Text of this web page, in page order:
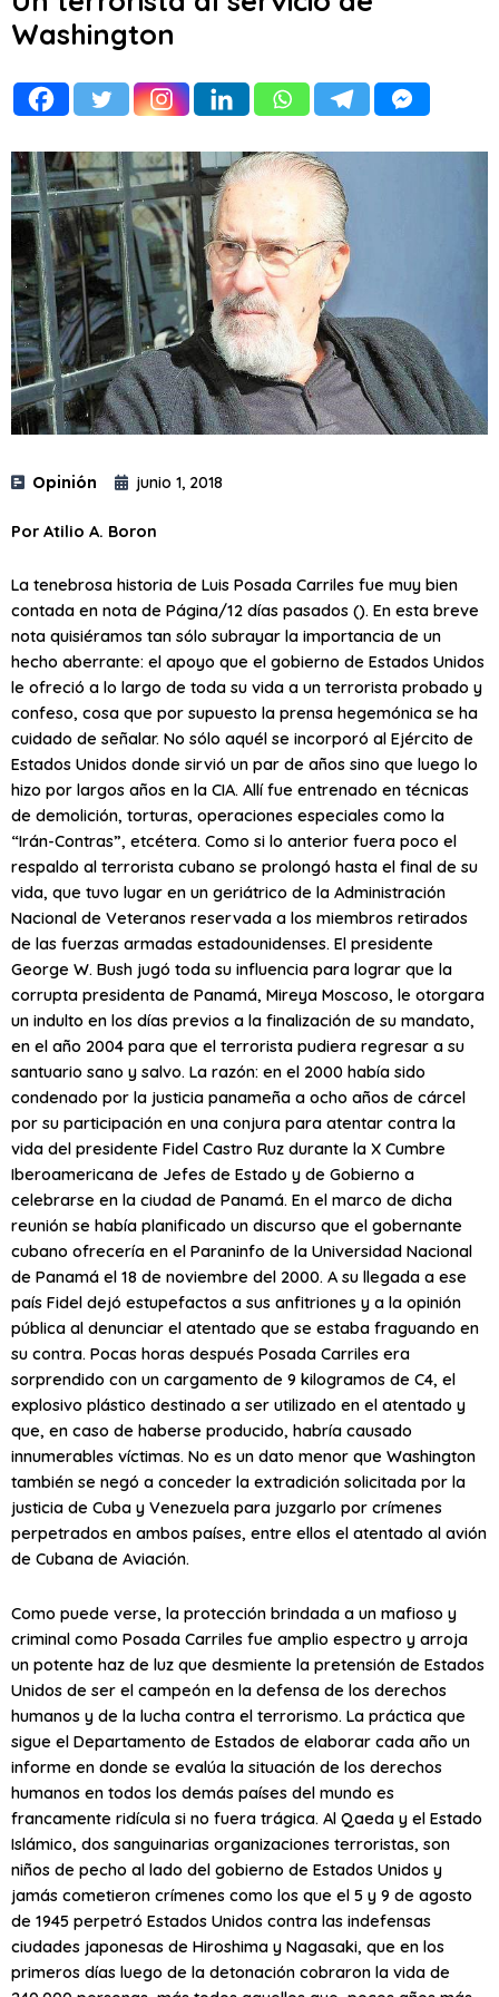
Washington
Opinión junio 1, 2018
Por Atilio A. Boron
La tenebrosa historia de Luis Posada Carriles fue muy bien
contada en nota de Página/12 días pasados (). En esta breve
nota quisiéramos tan sólo subrayar la importancia de un
hecho aberrante: el apoyo que el gobierno de Estados Unidos
le ofreció a lo largo de toda su vida a un terrorista probado y
confeso, cosa que por supuesto la prensa hegemónica se ha
cuidado de señalar. No sólo aquél se incorporó al Ejército de
Estados Unidos donde sirvió un par de años sino que luego lo
hizo por largos años en la CIA. Allí fue entrenado en técnicas
de demolición, torturas, operaciones especiales como la
“Irán-Contras”, etcétera. Como si lo anterior fuera poco el
respaldo al terrorista cubano se prolongó hasta el final de su
vida, que tuvo lugar en un geriátrico de la Administración
Nacional de Veteranos reservada a los miembros retirados
de las fuerzas armadas estadounidenses. El presidente
George W. Bush jugó toda su influencia para lograr que la
corrupta presidenta de Panamá, Mireya Moscoso, le otorgara
un indulto en los días previos a la finalización de su mandato,
en el año 2004 para que el terrorista pudiera regresar a su
santuario sano y salvo. La razón: en el 2000 había sido
condenado por la justicia panameña a ocho años de cárcel
por su participación en una conjura para atentar contra la
vida del presidente Fidel Castro Ruz durante la X Cumbre
Iberoamericana de Jefes de Estado y de Gobierno a
celebrarse en la ciudad de Panamá. En el marco de dicha
reunión se había planificado un discurso que el gobernante
cubano ofrecería en el Paraninfo de la Universidad Nacional
de Panamá el 18 de noviembre del 2000. A su llegada a ese
país Fidel dejó estupefactos a sus anfitriones y a la opinión
pública al denunciar el atentado que se estaba fraguando en
su contra. Pocas horas después Posada Carriles era
sorprendido con un cargamento de 9 kilogramos de C4, el
explosivo plástico destinado a ser utilizado en el atentado y
que, en caso de haberse producido, habría causado
innumerables víctimas. No es un dato menor que Washington
también se negó a conceder la extradición solicitada por la
justicia de Cuba y Venezuela para juzgarlo por crímenes
perpetrados en ambos países, entre ellos el atentado al avión
de Cubana de Aviación.
Como puede verse, la protección brindada a un mafioso y
criminal como Posada Carriles fue amplio espectro y arroja
un potente haz de luz que desmiente la pretensión de Estados
Unidos de ser el campeón en la defensa de los derechos
humanos y de la lucha contra el terrorismo. La práctica que
sigue el Departamento de Estados de elaborar cada año un
informe en donde se evalúa la situación de los derechos
humanos en todos los demás países del mundo es
francamente ridícula si no fuera trágica. Al Qaeda y el Estado
Islámico, dos sanguinarias organizaciones terroristas, son
niños de pecho al lado del gobierno de Estados Unidos y
jamás cometieron crímenes como los que el 5 y 9 de agosto
de 1945 perpetró Estados Unidos contra las indefensas
ciudades japonesas de Hiroshima y Nagasaki, que en los
primeros días luego de la detonación cobraron la vida de